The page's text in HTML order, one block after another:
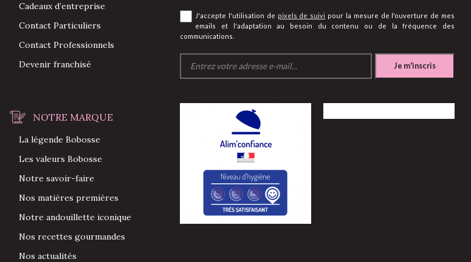
Cadeaux d’entreprise
Contact Particuliers
Contact Professionnels
Devenir franchisé
NOTRE MARQUE
La légende Bobosse
Les valeurs Bobosse
Notre savoir-faire
Nos matières premières
Notre andouillette iconique
Nos recettes gourmandes
Nos actualités
J'accepte l'utilisation de pixels de suivi pour la mesure de l'ouverture de mes
emails et l'adaptation au besoin du contenu ou de la fréquence des
communications.